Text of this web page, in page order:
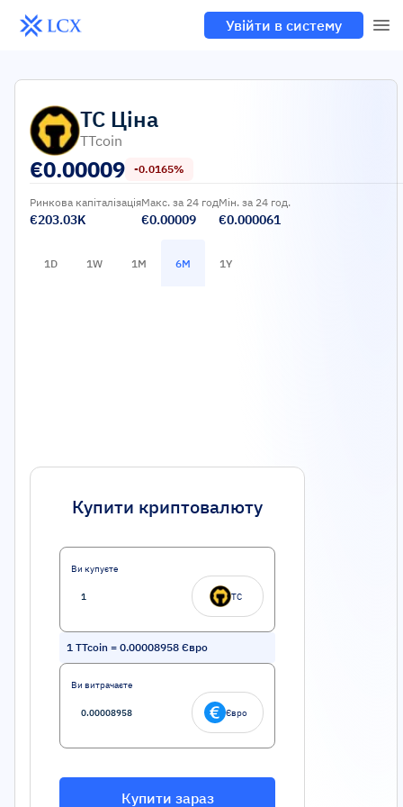
Увійти в систему
TC Ціна
TTcoin
€0.00009 -0.0165%
Ринкова капіталізація
€203.03K
Макс. за 24 год
€0.00009
Мін. за 24 год.
€0.000061
1D 1W 1M 6M 1Y
Купити криптовалюту
Ви купуєте
TC
1 TTcoin = 0.00008958 Євро
Ви витрачаєте
Євро
Купити зараз